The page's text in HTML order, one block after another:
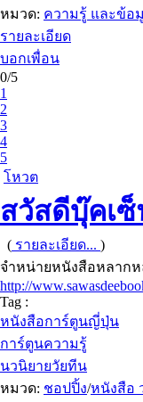
หมวด: ความรู้ และข้อ
รายละเอียด
บอกเพื่อน
0/5
1
2
3
4
5
โหวต
สวัสดีบุ๊คเซ็
( รายละเอียด... )
จำหน่ายหนังสือหลาก
http://
Tag :
หนังสือการ์ตูนญี่ปุ่น
การ์ตูนความรู้
นวนิยายวัยทีน
หมวด: ชอปปิ้ง/หนังสือ